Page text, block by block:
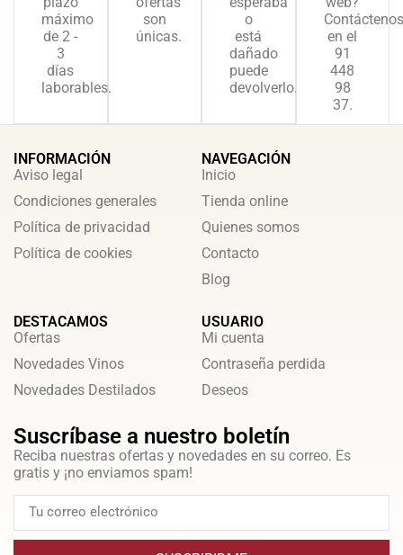
máximo
de 2 -
3
días
laborables.
son
únicas.
o
está
dañado
puede
devolverlo.
Contáctenos
en el
91
448
98
37.
INFORMACIÓN
Aviso legal
Condiciones generales
Política de privacidad
Política de cookies
NAVEGACIÓN
Inicio
Tienda online
Quienes somos
Contacto
Blog
DESTACAMOS
Ofertas
Novedades Vinos
Novedades Destilados
USUARIO
Mi cuenta
Contraseña perdida
Deseos
Suscríbase a nuestro boletín
Reciba nuestras ofertas y novedades en su correo. Es
gratis y ¡no enviamos spam!